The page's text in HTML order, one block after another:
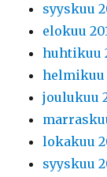
syyskuu
elokuu
huhtikuu
helmikuu
joulukuu
lokakuu
syyskuu